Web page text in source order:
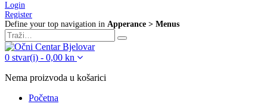
Login
Register
Define your top navigation in Apperance > Menus
0 stvar(i) - 0,00 kn
Nema proizvoda u košarici
Početna